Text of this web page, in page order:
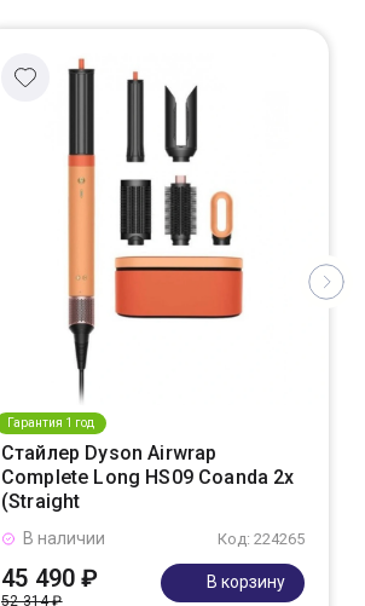
Гарантия 1 год
Стайлер Dyson Airwrap
Complete Long HS09 Coanda 2x
(Straight
Код: 224265
В наличии
45 490 ₽
52 314 ₽
В корзину